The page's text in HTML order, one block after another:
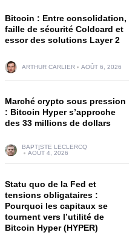
Bitcoin : Entre consolidation,
faille de sécurité Coldcard et
essor des solutions Layer 2
ARTHUR CARLIER AOÛT 6, 2026
Marché crypto sous pression
: Bitcoin Hyper s’approche
des 33 millions de dollars
BAPTISTE LECLERCQ
AOÛT 4, 2026
Statu quo de la Fed et
tensions obligataires :
Pourquoi les capitaux se
tournent vers l’utilité de
Bitcoin Hyper (HYPER)